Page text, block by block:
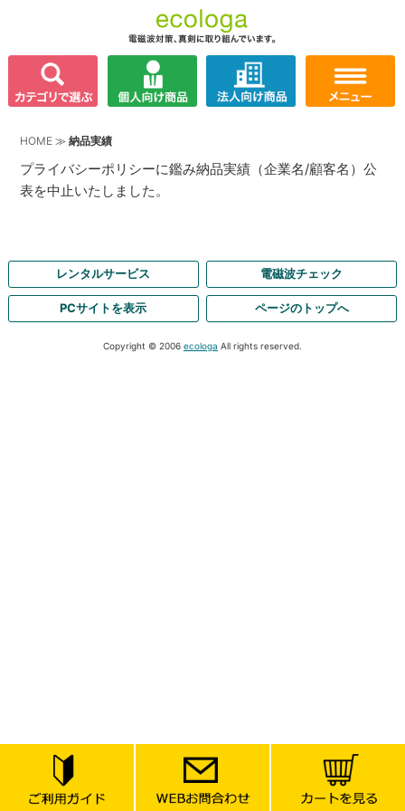
HOME ≫納品実績
プライバシーポリシーに鑑み納品実績（企業名/顧客名）公
表を中止いたしました。
レンタルサービス 電磁波チェック
PCサイトを表示 ページのトップへ
Copyright © 2006 ecologa All rights reserved.